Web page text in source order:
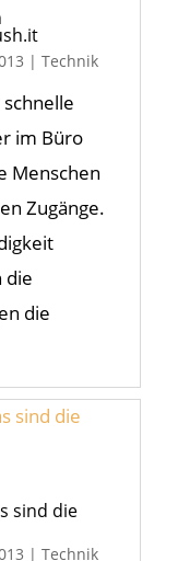
| Technik
im Büro
Menschen
Zugänge.
die
die
sind die
| Technik